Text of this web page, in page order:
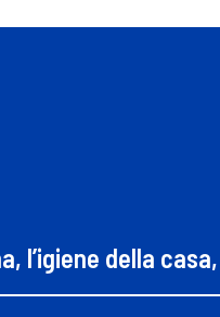
l’igiene della